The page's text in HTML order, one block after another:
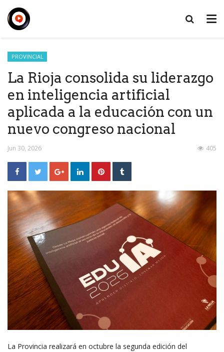
PROVINCIAL
La Rioja consolida su liderazgo
en inteligencia artificial
aplicada a la educación con un
nuevo congreso nacional
Jun 30, 2026 405
La Provincia realizará en octubre la segunda edición del